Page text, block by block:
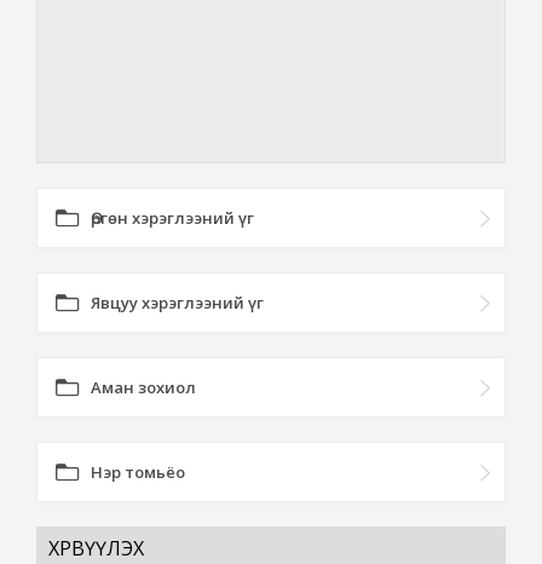
Өргөн хэрэглээний үг
Явцуу хэрэглээний үг
Аман зохиол
Нэр томьёо
ХӨРВҮҮЛЭХ